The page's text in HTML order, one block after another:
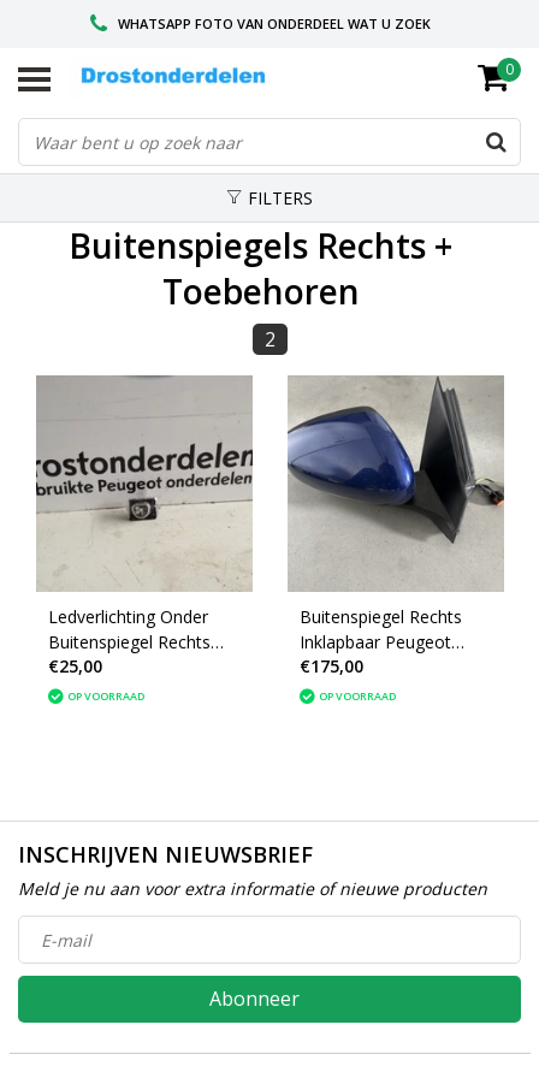
WHATSAPP FOTO VAN ONDERDEEL WAT U ZOEK
VOOR 16.00 BESTELD, VANDAAG VERZONDEN
GESPECIALISEERD PEUGEOT
0
FILTERS
Buitenspiegels Rechts +
Toebehoren
2
Ledverlichting Onder
Buitenspiegel Rechts
90880010 Peugeot 3008
II
€25,00
OP VOORRAAD
Buitenspiegel Rechts
Inklapbaar Peugeot
3008 II P84E Kleur bleu
magnetic
€175,00
OP VOORRAAD
INSCHRIJVEN NIEUWSBRIEF
Meld je nu aan voor extra informatie of nieuwe producten
Abonneer